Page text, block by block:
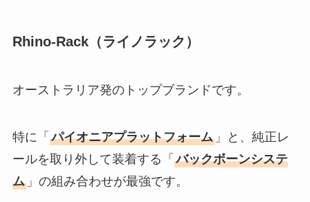
Rhino-Rack（ライノラック）
オーストラリア発のトップブランドです。
特に「 パイオニアプラットフォーム」と、純正レ
ールを取り外して装着する「 バックボーンシステ
ム」の組み合わせが最強です。